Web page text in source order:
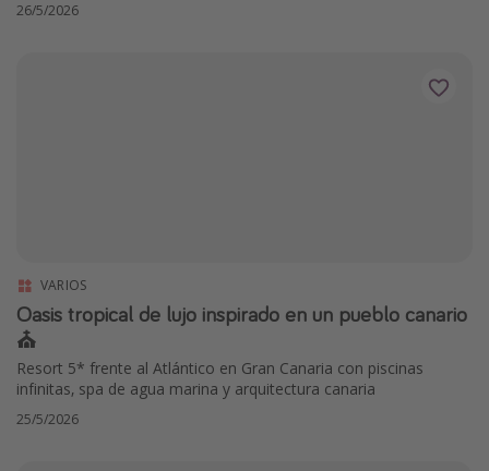
26/5/2026
VARIOS
Oasis tropical de lujo inspirado en un pueblo canario
⛪️
Resort 5* frente al Atlántico en Gran Canaria con piscinas
infinitas, spa de agua marina y arquitectura canaria
25/5/2026